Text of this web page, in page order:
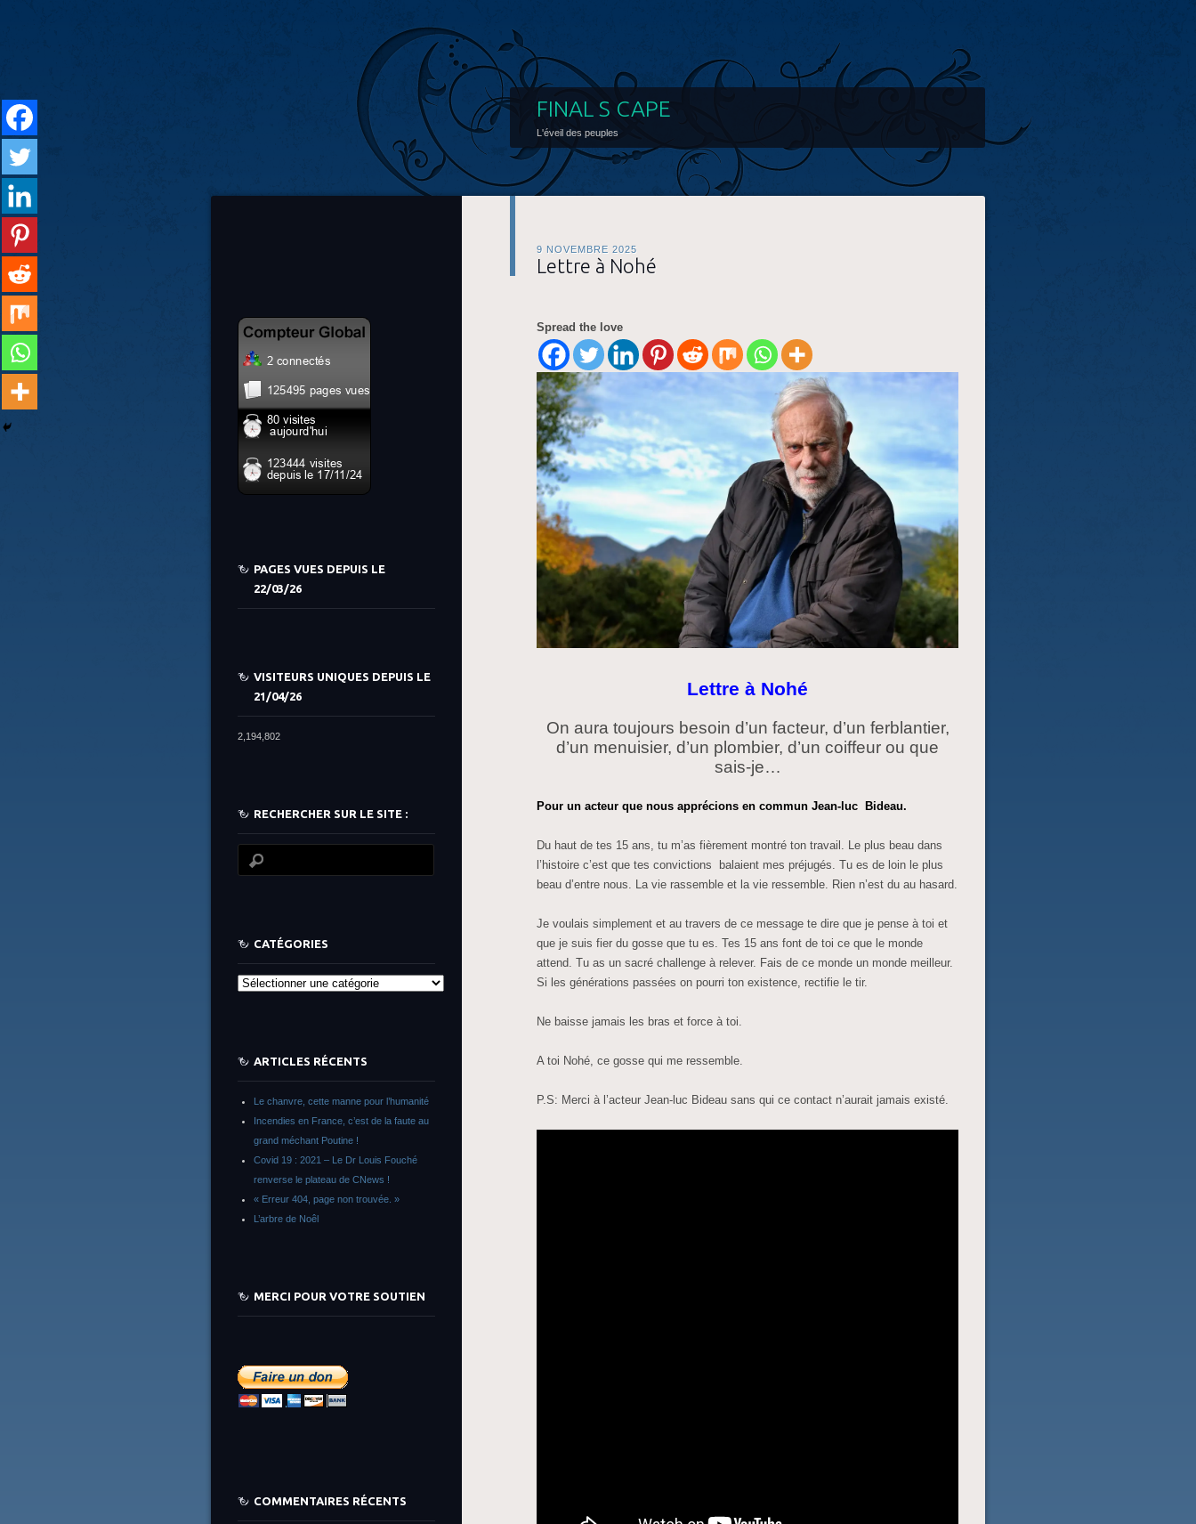
FINAL S CAPE
L'éveil des peuples
9 NOVEMBRE 2025
Lettre à Nohé
Spread the love
Lettre à Nohé
On aura toujours besoin d’un facteur, d’un ferblantier,
d’un menuisier, d’un plombier, d’un coiffeur ou que
sais-je…
Pour un acteur que nous apprécions en commun Jean-luc Bideau.
Du haut de tes 15 ans, tu m’as fièrement montré ton travail. Le plus beau dans
l’histoire c’est que tes convictions balaient mes préjugés. Tu es de loin le plus
beau d’entre nous. La vie rassemble et la vie ressemble. Rien n’est du au hasard.
Je voulais simplement et au travers de ce message te dire que je pense à toi et
que je suis fier du gosse que tu es. Tes 15 ans font de toi ce que le monde
attend. Tu as un sacré challenge à relever. Fais de ce monde un monde meilleur.
Si les générations passées on pourri ton existence, rectifie le tir.
Ne baisse jamais les bras et force à toi.
A toi Nohé, ce gosse qui me ressemble.
P.S: Merci à l’acteur Jean-luc Bideau sans qui ce contact n’aurait jamais existé.
PAGES VUES DEPUIS LE
22/03/26
VISITEURS UNIQUES DEPUIS LE
21/04/26
2,194,802
RECHERCHER SUR LE SITE :
CATÉGORIES
Catégories
ARTICLES RÉCENTS
Le chanvre, cette manne pour l’humanité
Incendies en France, c’est de la faute au
grand méchant Poutine !
Covid 19 : 2021 – Le Dr Louis Fouché
renverse le plateau de CNews !
« Erreur 404, page non trouvée. »
L’arbre de Noêl
MERCI POUR VOTRE SOUTIEN
COMMENTAIRES RÉCENTS